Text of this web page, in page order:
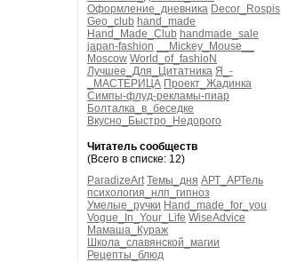
Оформление_дневника Decor_Rospis
Geo_club hand_made
Hand_Made_Club handmade_sale
japan-fashion
__Mickey_Mouse__
Moscow World_of_fashioN
Лучшее_Для_Цитатника Я_-
_МАСТЕРИЦА Проект_Жадинка
Симпы-флуд-рекламы-пиар
Болталка_в_беседке
Вкусно_Быстро_Недорого
Читатель сообществ
(Всего в списке: 12)
ParadizeArt Темы_дня АРТ_АРТель
психология_нлп_гипноз
Умелые_ручки Hand_made_for_you
Vogue_In_Your_Life WiseAdvice
Мамаша_Кураж
Школа_славянской_магии
Рецепты_блюд